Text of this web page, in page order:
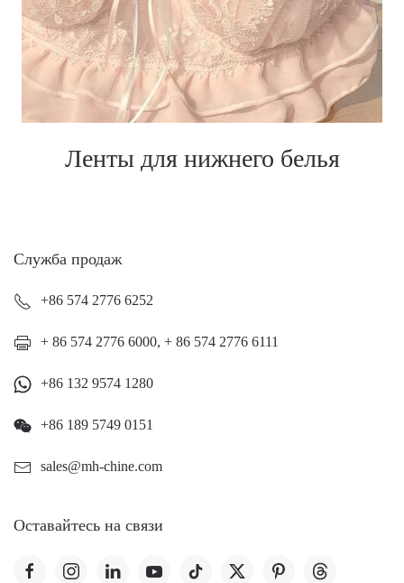
Ленты для нижнего белья
Служба продаж
+86 574 2776 6252
+ 86 574 2776 6000, + 86 574 2776 6111
+86 132 9574 1280
+86 189 5749 0151
sales@mh-chine.com
Оставайтесь на связи